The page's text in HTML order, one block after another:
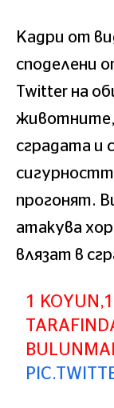
Кадри от
споделени
Twitter на
животните,
сградата и
прогонят.
атакува
влязат в
1